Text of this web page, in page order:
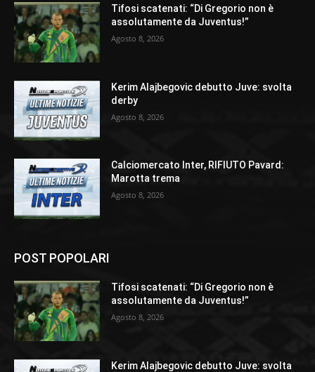
Tifosi scatenati: “Di Gregorio non è
assolutamente da Juventus!”
Agosto 8, 2026
Kerim Alajbegovic debutto Juve: svolta
derby
Agosto 8, 2026
Calciomercato Inter, RIFIUTO Pavard:
Marotta trema
Agosto 8, 2026
POST POPOLARI
Tifosi scatenati: “Di Gregorio non è
assolutamente da Juventus!”
Agosto 8, 2026
Kerim Alajbegovic debutto Juve: svolta